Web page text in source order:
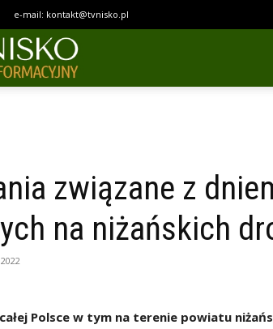
e-mail: kontakt@tvnisko.pl
związane z
na niżańskich
Polsce w tym na terenie powiatu